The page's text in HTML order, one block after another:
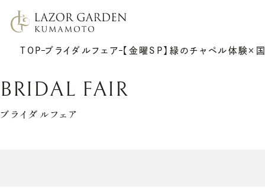
TOP ブライダルフェア 【金曜SP】緑のチャペル体験×
BRIDAL FAIR
ブライダルフェア